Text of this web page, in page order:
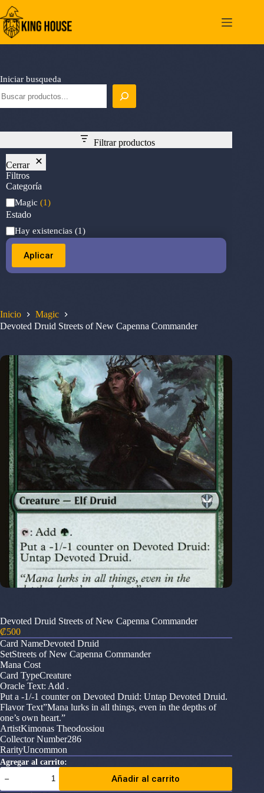
Saltar
al
contenido
Inicio
Magic
Devoted Druid Streets of New Capenna Commander
Devoted Druid Streets of New Capenna Commander
₡500
Card NameDevoted Druid
SetStreets of New Capenna Commander
Mana Cost
Card TypeCreature
Oracle Text: Add .
Put a -1/-1 counter on Devoted Druid: Untap Devoted Druid.
Flavor Text”Mana lurks in all things, even in the depths of
one’s own heart.”
ArtistKimonas Theodossiou
Collector Number286
RarityUncommon
Agregar al carrito:
Devoted
Druid
Añadir al carrito
Iniciar busqueda
Filtrar productos
Cerrar
Filtros
Categoría
Categoría
Magic (1)
Estado
Estado
Hay existencias (1)
Aplicar